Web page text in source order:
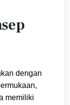
dengan
memiliki